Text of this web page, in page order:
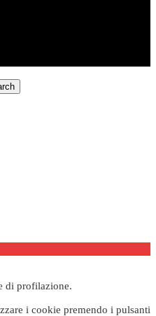
di profilazione.
i cookie premendo i pulsanti